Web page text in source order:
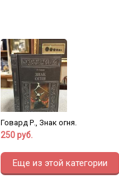
Говард Р., Знак огня.
250 руб.
Еще из этой категории